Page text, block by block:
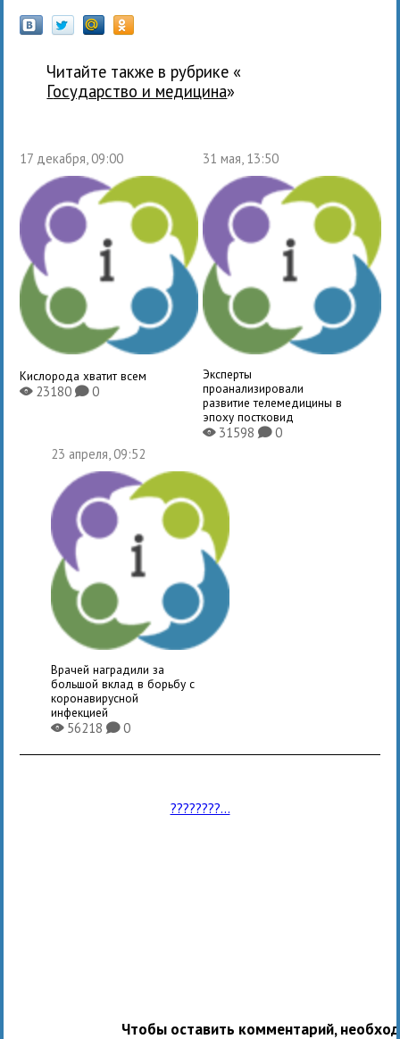
Читайте также в рубрике «
государство и медицина»
17 декабря, 09:00
Кислорода хватит всем
X23180K0
31 мая, 13:50
Эксперты
проанализировали
развитие телемедицины в
эпоху постковид
X31598 K0
23 апреля, 09:52
Врачей наградили за
большой вклад в борьбу с
коронавирусной
инфекцией
X56218K0
????????...
Чтобы оставить комментарий,